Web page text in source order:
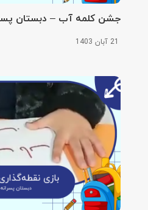
جشن کلمه آب – دبستان
21 آبان 1403